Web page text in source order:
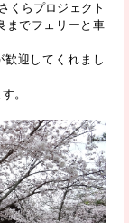
くらプロジェクト
までフェリーと車
迎してくれまし
。